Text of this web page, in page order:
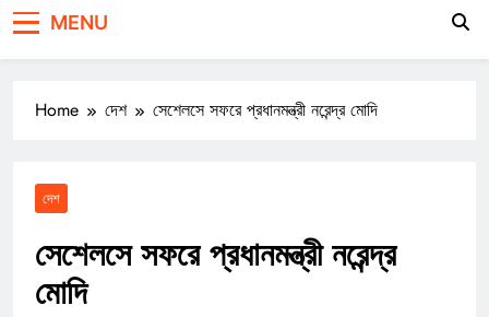
MENU
Home দেশ সেশেলসে সফরে প্রধানমন্ত্রী নরেন্দ্র মোদি
দেশ
সেশেলসে সফরে প্রধানমন্ত্রী নরেন্দ্র
মোদি